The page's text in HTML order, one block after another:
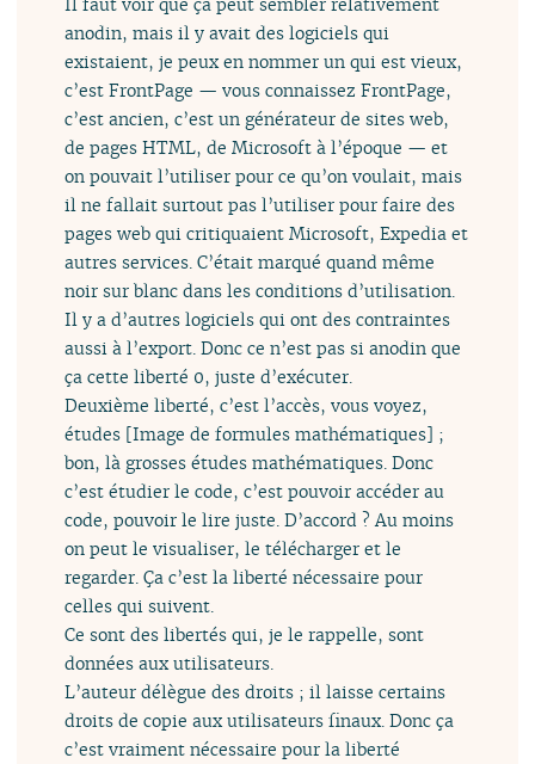
anodin, mais il y avait des logiciels qui
existaient, je peux en nommer un qui est vieux,
c’est FrontPage — vous connaissez FrontPage,
c’est ancien, c’est un générateur de sites web,
de pages HTML, de Microsoft à l’époque — et
on pouvait l’utiliser pour ce qu’on voulait, mais
il ne fallait surtout pas l’utiliser pour faire des
pages web qui critiquaient Microsoft, Expedia et
autres services. C’était marqué quand même
noir sur blanc dans les conditions d’utilisation.
Il y a d’autres logiciels qui ont des contraintes
aussi à l’export. Donc ce n’est pas si anodin que
ça cette liberté 0, juste d’exécuter.
Deuxième liberté, c’est l’accès, vous voyez,
études [Image de formules mathématiques] ;
bon, là grosses études mathématiques. Donc
c’est étudier le code, c’est pouvoir accéder au
code, pouvoir le lire juste. D’accord ? Au moins
on peut le visualiser, le télécharger et le
regarder. Ça c’est la liberté nécessaire pour
celles qui suivent.
Ce sont des libertés qui, je le rappelle, sont
données aux utilisateurs.
L’auteur délègue des droits ; il laisse certains
droits de copie aux utilisateurs finaux. Donc ça
c’est vraiment nécessaire pour la liberté